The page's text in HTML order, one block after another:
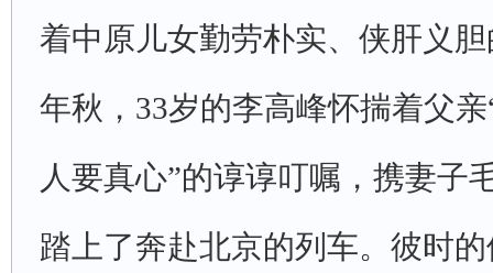
着中原儿女勤劳朴实、侠肝义
年秋，33岁的李高峰怀揣着父
人要真心”的谆谆叮嘱，携妻子
踏上了奔赴北京的列车。彼时